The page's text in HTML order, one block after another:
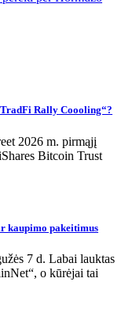
Rally Coooling“?
2026 m. pirmąjį
Bitcoin Trust
kaupimo pakeitimus
7 d. Labai lauktas
o kūrėjai tai